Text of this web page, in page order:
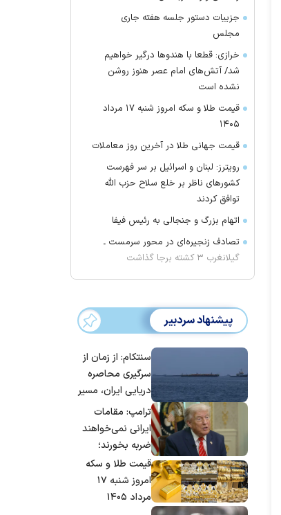
جزییات دستور جلسه هفته جاری
مجلس
خرازی: قطعا با هندو‌ها درگیر خواهیم
شد/ آتش‌های امام عصر هنوز روشن
نشده است
قیمت طلا و سکه امروز شنبه ۱۷ مرداد
۱۴۰۵
قیمت جهانی طلا در آخرین روز معاملات
رویترز: لبنان و اسرائیل بر سر فهرست
کشور‌های ناظر بر خلع سلاح حزب الله
توافق کردند
اتهام بزرگ و جنجالی به رئیس فیفا
تصادف زنجیره‌ای در محور سرمست ـ
گیلانغرب ۳ کشته برجا گذاشت
پیشنهاد سردبیر
سنتکام: از زمان از
سرگیری محاصره
دریایی ایران، مسیر
بیش از ۵۰ کشتی را
تغییر داده‌ایم
ترامپ: مقامات
ایرانی نمی‌خواهند
ضربه بخورند؛
می‌خواهند به
توافق برسند
قیمت طلا و سکه
امروز شنبه ۱۷
مرداد ۱۴۰۵